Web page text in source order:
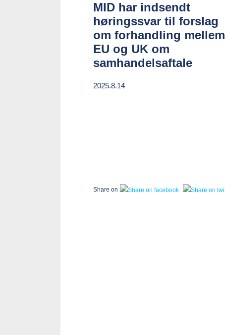
MID har indsendt
høringssvar til forslag
om forhandling mellem
EU og UK om
samhandelsaftale
2025.8.14
Share on